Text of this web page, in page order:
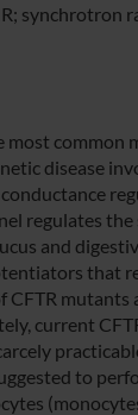
synchrotron
most common
disease
regulates
and
that
mutants
current
to